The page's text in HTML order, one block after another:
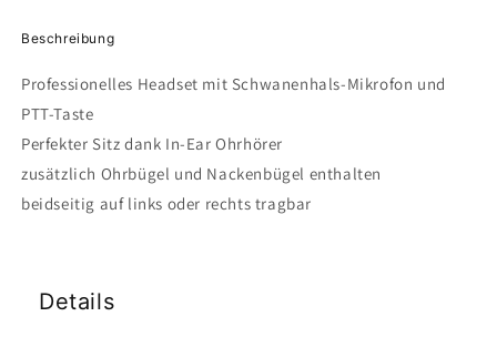
Beschreibung
Professionelles Headset mit Schwanenhals-Mikrofon und
PTT-Taste
Perfekter Sitz dank In-Ear Ohrhörer
zusätzlich Ohrbügel und Nackenbügel enthalten
beidseitig auf links oder rechts tragbar
Details